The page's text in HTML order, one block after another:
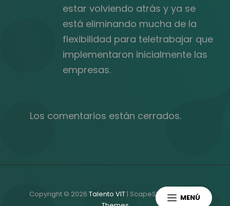
MENÚ
estar volviendo atrás y ya se
está eliminando mucha de la
flexibilidad para teletrabajar que
implementaron inicialmente las
empresas.
Los comentarios están cerrados.
Copyright © 2026 Talento VIT | ScapeShot PorCatch